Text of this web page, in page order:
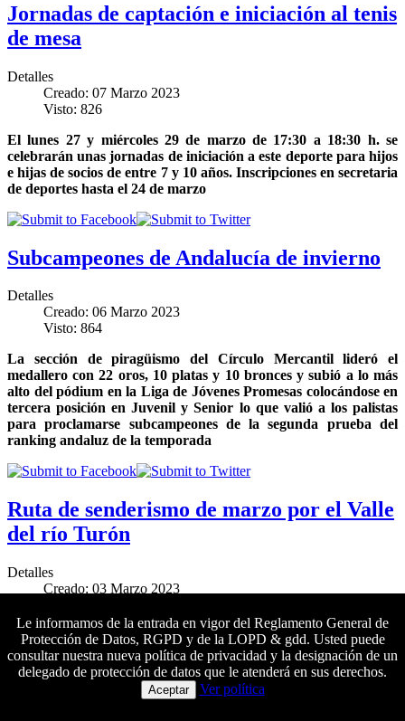
Jornadas de captación e iniciación al tenis
de mesa
Detalles
Creado: 07 Marzo 2023
Visto: 826
El lunes 27 y miércoles 29 de marzo de 17:30 a 18:30 h. se
celebrarán unas jornadas de iniciación a este deporte para hijos
e hijas de socios de entre 7 y 10 años. Inscripciones en secretaria
de deportes hasta el 24 de marzo
Subcampeones de Andalucía de invierno
Detalles
Creado: 06 Marzo 2023
Visto: 864
La sección de piragüismo del Círculo Mercantil lideró el
medallero con 22 oros, 10 platas y 10 bronces y subió a lo más
alto del pódium en la Liga de Jóvenes Promesas colocándose en
tercera posición en Juvenil y Senior lo que valió a los palistas
para proclamarse subcampeones de la segunda prueba del
ranking andaluz de la temporada
Ruta de senderismo de marzo por el Valle
del río Turón
Detalles
Creado: 03 Marzo 2023
El próximo sábado 25 de marzo se llevará a cabo una nueva
salida de senderismo de dificultad mediaal Parque Nacional de
la Sierra de las Nieves. Las inscripciones se pueden formalizar
del 3 al 24 de marzoColaboradores principales
Le informamos de la entrada en vigor del Reglamento General de
Protección de Datos, RGPD y de la LOPD & gdd. Usted puede
consultar nuestra nueva política de privacidad y la designación de un
delegado de protección de datos que le atenderá en sus derechos.
Aceptar Ver política